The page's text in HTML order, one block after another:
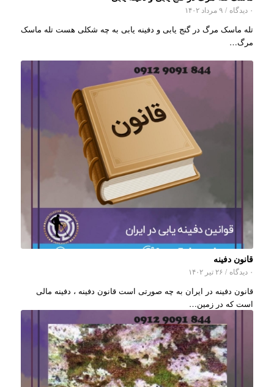
۰ دیدگاه / ۹ مرداد ۱۴۰۲
تله ماسک مرگ در گنج یابی و دفینه یابی به چه شکلی هست تله ماسک
مرگ…
قانون دفینه
۰ دیدگاه / ۲۶ تیر ۱۴۰۲
قانون دفینه در ایران به چه صورتی است قانون دفینه ، دفینه مالی
است که در زمین…